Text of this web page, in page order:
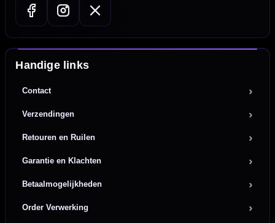
Handige links
Contact
Verzendingen
Retouren en Ruilen
Garantie en Klachten
Betaalmogelijkheden
Order Verwerking